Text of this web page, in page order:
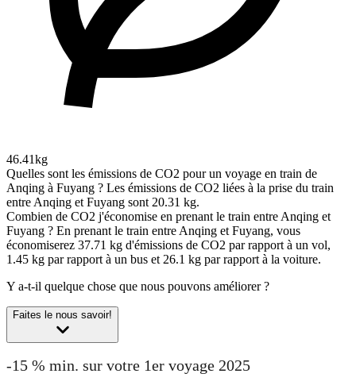
46.41kg
Quelles sont les émissions de CO2 pour un voyage en train de
Anqing à Fuyang ? Les émissions de CO2 liées à la prise du train
entre Anqing et Fuyang sont 20.31 kg.
Combien de CO2 j'économise en prenant le train entre Anqing et
Fuyang ? En prenant le train entre Anqing et Fuyang, vous
économiserez 37.71 kg d'émissions de CO2 par rapport à un vol,
1.45 kg par rapport à un bus et 26.1 kg par rapport à la voiture.
Y a-t-il quelque chose que nous pouvons améliorer ?
Faites le nous savoir!
-15 % min. sur votre 1er voyage 2025